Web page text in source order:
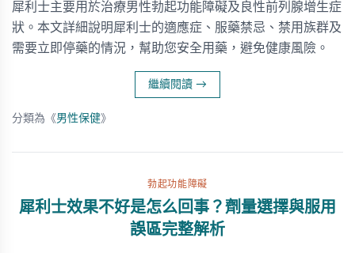
犀利士主要用於治療男性勃起功能障礙及良性前列腺增生症
狀。本文詳細說明犀利士的適應症、服藥禁忌、禁用族群及
需要立即停藥的情況，幫助您安全用藥，避免健康風險。
繼續閱讀 →
分類為《男性保健》
勃起功能障礙
犀利士效果不好是怎么回事？劑量選擇與服用
誤區完整解析